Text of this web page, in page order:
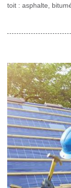
toit : asphalte,